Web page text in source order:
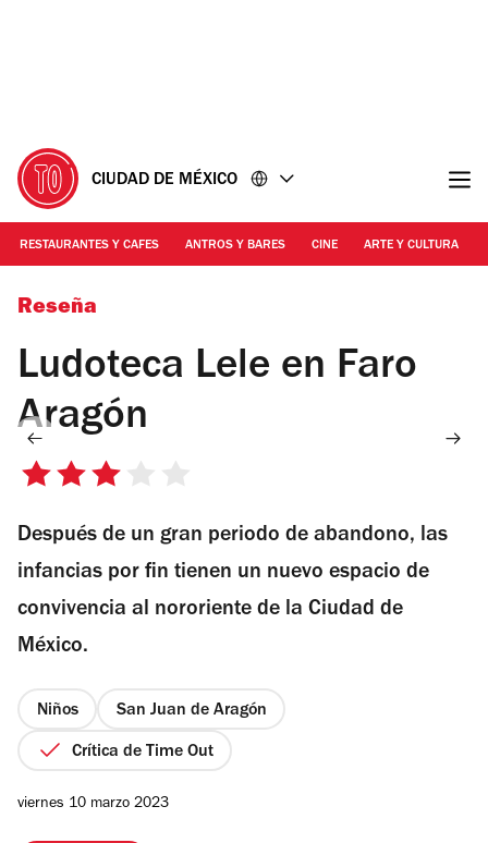
CIUDAD DE MÉXICO
RESTAURANTES Y CAFES ANTROS Y BARES CINE ARTE Y CULTURA
Foto: Ariadna Estrada
Reseña
Ludoteca Lele en Faro
Aragón
3
5
estrellas
Después de un gran periodo de abandono, las
infancias por fin tienen un nuevo espacio de
convivencia al nororiente de la Ciudad de
México.
Niños San Juan de Aragón
Crítica de Time Out
viernes 10 marzo 2023